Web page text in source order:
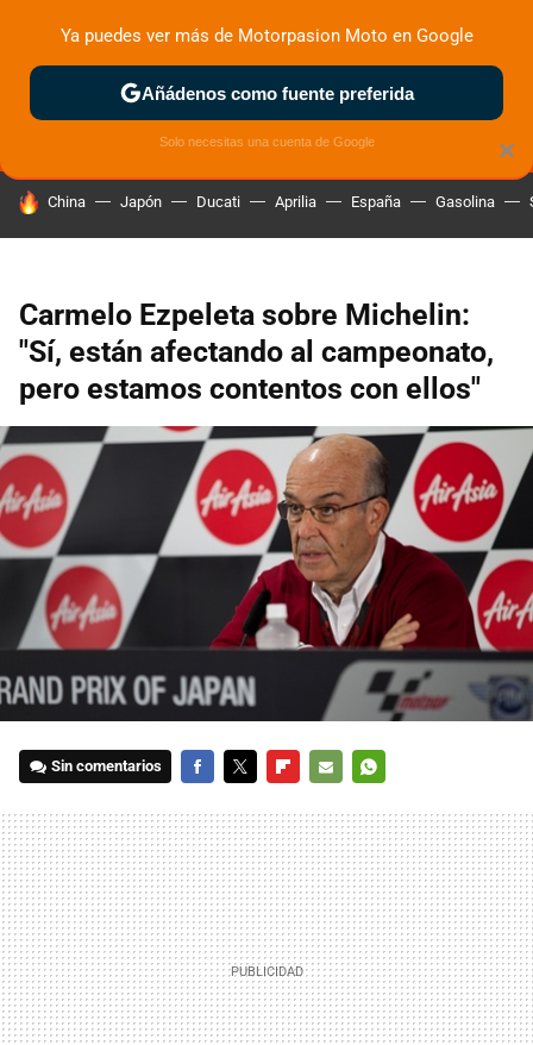
MENÚ NUEVO
ZONA DE PRUEBAS DEPORTIVAS MOTOS ELÉCTRICAS
HOY SE HABLA DE
China Japón Ducati Aprilia España Gasolina
Carmelo Ezpeleta sobre Michelin:
"Sí, están afectando al campeonato,
pero estamos contentos con ellos"
Sin comentarios
MAIL
×
Ya puedes ver más de Motorpasion Moto en Google
Añádenos como fuente preferida
Solo necesitas una cuenta de Google